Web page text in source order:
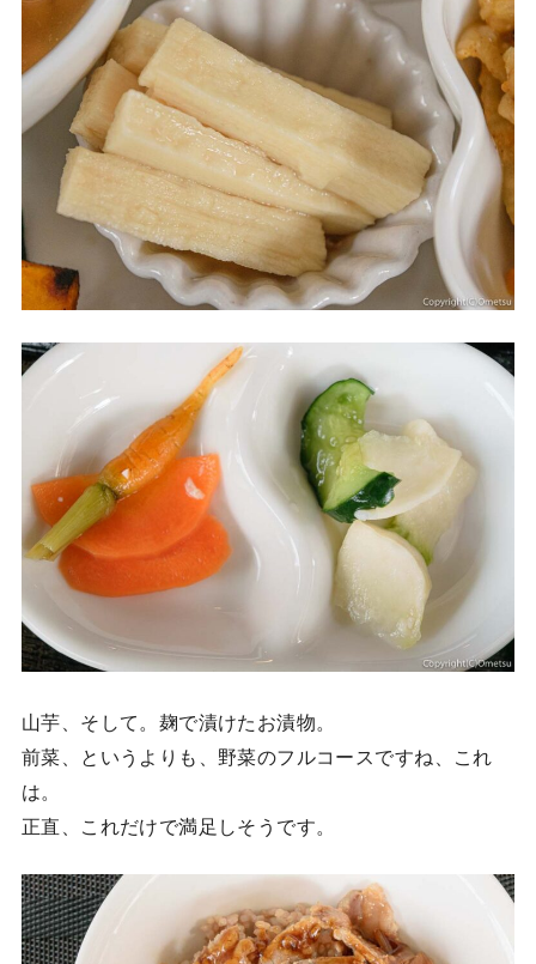
山芋、そして。麹で漬けたお漬物。
前菜、というよりも、野菜のフルコースですね、これ
は。
正直、これだけで満足しそうです。